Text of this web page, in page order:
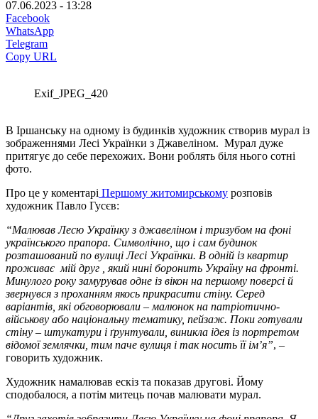
07.06.2023 - 13:28
Facebook
WhatsApp
Telegram
Copy URL
Exif_JPEG_420
В Іршанську на одному із будинків художник створив мурал із
зображеннями Лесі Українки з Джавеліном. Мурал дуже
притягує до себе перехожих. Вони роблять біля нього сотні
фото.
Про це у коментарі Першому житомирському розповів
художник Павло Гусєв:
“Малював Лесю Українку з джавеліном і тризубом на фоні
українського прапора. Символічно, що і сам будинок
розташований по вулиці Лесі Українки. В одній із квартир
проживає мій друг , який нині боронить Україну на фронті.
Минулого року замурував одне із вікон на першому поверсі й
звернувся з проханням якось прикрасити стіну. Серед
варіантів, які обговорювали – малюнок на патріотично-
військову або національну тематику, пейзаж. Поки готували
стіну – штукатури і ґрунтували, виникла ідея із портретом
відомої землячки, тим паче вулиця і так носить її ім’я”, –
говорить художник.
Художник намалював ескіз та показав другові. Йому
сподобалося, а потім митець почав малювати мурал.